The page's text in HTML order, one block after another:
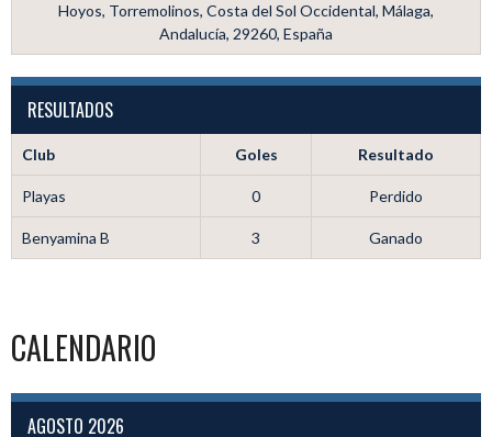
Hoyos, Torremolinos, Costa del Sol Occidental, Málaga,
Andalucía, 29260, España
RESULTADOS
Club Goles Resultado
Playas 0 Perdido
Benyamina B 3 Ganado
CALENDARIO
AGOSTO 2026